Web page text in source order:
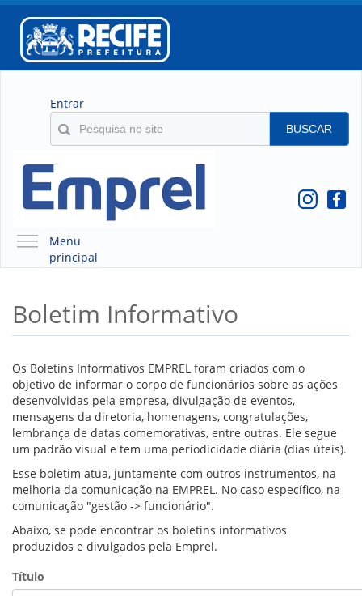
Entrar
BUSCAR
Menu
principal
QUEM SOMOS
O QUE É A EMPREL
VÍDEOS
ORGANOGRAMA
CONSELHOS
LOCALIZAÇÃO
GESTORES
GOVERNANÇA
NOTÍCIAS
COMISSÕES
ATAS DE REGISTRO DE PREÇOS
Boletim Informativo
Os Boletins Informativos EMPREL foram criados com o
objetivo de informar o corpo de funcionários sobre as ações
desenvolvidas pela empresa, divulgação de eventos,
mensagens da diretoria, homenagens, congratulações,
lembrança de datas comemorativas, entre outras. Ele segue
um padrão visual e tem uma periodicidade diária (dias úteis).
Esse boletim atua, juntamente com outros instrumentos, na
melhoria da comunicação na EMPREL. No caso específico, na
comunicação "gestão -> funcionário".
Abaixo, se pode encontrar os boletins informativos
produzidos e divulgados pela Emprel.
Título